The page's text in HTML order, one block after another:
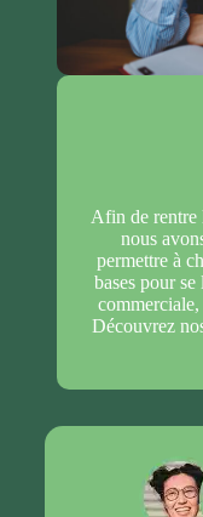
Afin de rentre
nous
permettre à
bases pour
Découvrez
structures
notamment